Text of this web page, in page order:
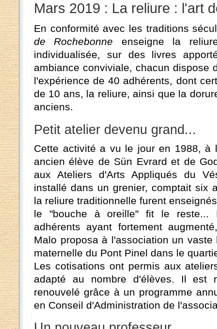
Mars 2019 : La reliure : l'art
En conformité avec les traditions
de Rochebonne enseigne la
individualisée, sur des livres
ambiance conviviale, chacun dispose
l'expérience de 40 adhérents, dont
de 10 ans, la reliure, ainsi que la
anciens.
Petit atelier devenu grand...
Cette activité a vu le jour en 1988, à
ancien élève de Sün Evrard et de
aux Ateliers d'Arts Appliqués du
installé dans un grenier, comptait six
la reliure traditionnelle furent
le "bouche à oreille" fit le reste...
adhérents ayant fortement
Malo proposa à l'association un
maternelle du Pont Pinel dans le
Les cotisations ont permis aux
adapté au nombre d'élèves. Il est
renouvelé grâce à un programme
en Conseil d'Administration de